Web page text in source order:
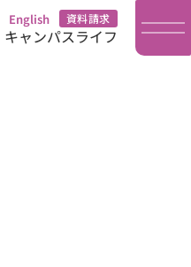
English 資料請求
キャンパスライフ